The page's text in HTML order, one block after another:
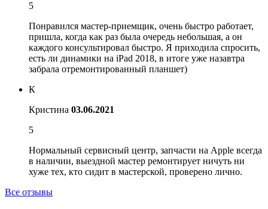
5
Понравился мастер-приемщик, очень быстро работает,
пришла, когда как раз была очередь небольшая, а он
каждого консультировал быстро. Я приходила спросить,
есть ли динамики на iPad 2018, в итоге уже назавтра
забрала отремонтированный планшет)
К
Кристина 03.06.2021
5
Нормальный сервисный центр, запчасти на Apple всегда
в наличии, выездной мастер ремонтирует ничуть ни
хуже тех, кто сидит в мастерской, проверено лично.
Все отзывы